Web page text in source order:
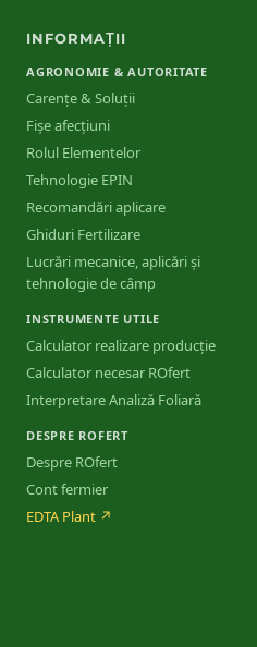
INFORMAȚII
AGRONOMIE & AUTORITATE
Carențe & Soluții
Fișe afecțiuni
Rolul Elementelor
Tehnologie EPIN
Recomandări aplicare
Ghiduri Fertilizare
Lucrări mecanice, aplicări și
tehnologie de câmp
INSTRUMENTE UTILE
Calculator realizare producție
Calculator necesar ROfert
Interpretare Analiză Foliară
DESPRE ROFERT
Despre ROfert
Cont fermier
EDTA Plant ↗